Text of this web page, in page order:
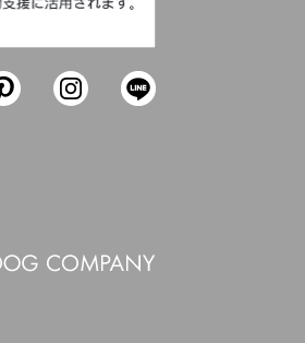
Pinterest InstagramLine